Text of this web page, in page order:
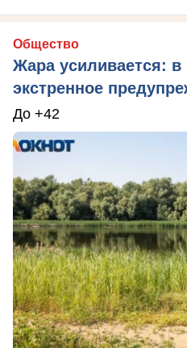
Общество
Жара усиливается:
экстренное
До +42